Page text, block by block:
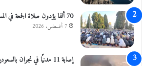
70 ألفا يؤدون صلاة الجمعة في المسجد الأقصى
7 أغسطس، 2026
إصابة 11 مدنيًا في نجران بالسعودية جراء اعتداءات حوثية